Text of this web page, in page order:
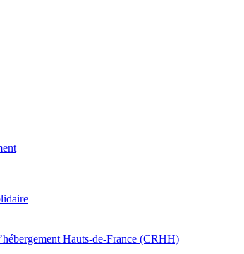
Hauts-de-France (CRHH)